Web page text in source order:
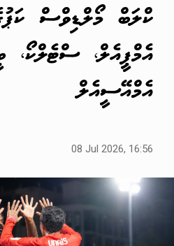
ކްލަބް މޯލްޑިވްސް
އެމްޕީއެލް، ސްޓެލްކޯ،
އެމްއޭސީއެލް
08 Jul 2026, 16:56